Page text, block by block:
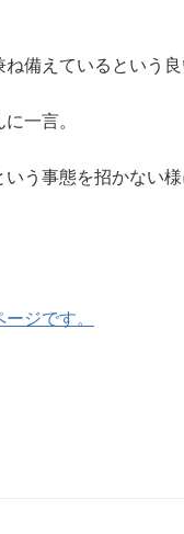
備えているという良
一言。
う事態を招かない
ジです。